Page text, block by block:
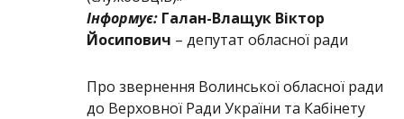
Інформує: Галан-Влащук Віктор
Йосипович – депутат обласної ради
Про звернення Волинської обласної ради
до Верховної Ради України та Кабінету